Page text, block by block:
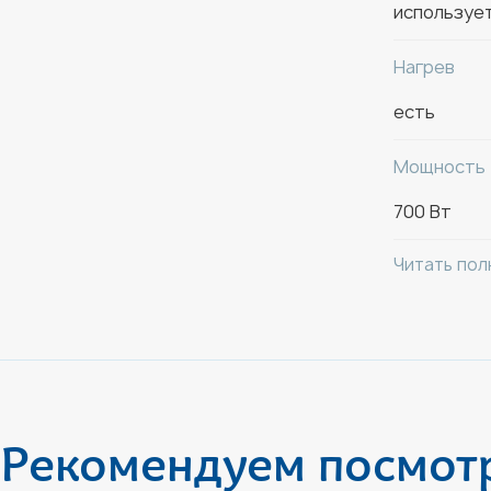
Нагрев
есть
Мощность
700 Вт
Читать
Рекомендуем